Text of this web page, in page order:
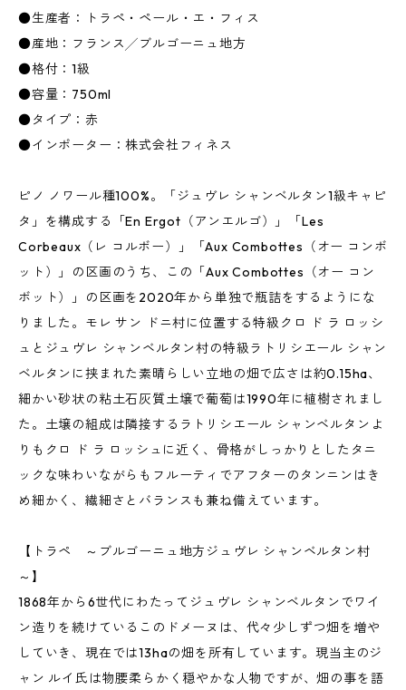
●生産者：トラペ・ペール・エ・フィス
●産地：フランス╱ブルゴーニュ地方
●格付：1級
●容量：750ml
●タイプ：赤
●インポーター：株式会社フィネス
ピノ ノワール種100%。「ジュヴレ シャンベルタン1級キャピ
タ」を構成する「En Ergot（アンエルゴ）」「Les
Corbeaux（レ コルボー）」「Aux Combottes（オー コンボ
ット）」の区画のうち、この「Aux Combottes（オー コン
ボット）」の区画を2020年から単独で瓶詰をするようにな
りました。モレ サン ドニ村に位置する特級クロ ド ラ ロッシ
ュとジュヴレ シャンベルタン村の特級ラトリシエール シャン
ベルタンに挟まれた素晴らしい立地の畑で広さは約0.15ha、
細かい砂状の粘土石灰質土壌で葡萄は1990年に植樹されまし
た。土壌の組成は隣接するラトリシエール シャンベルタンよ
りもクロ ド ラ ロッシュに近く、骨格がしっかりとしたタニ
ックな味わいながらもフルーティでアフターのタンニンはき
め細かく、繊細さとバランスも兼ね備えています。
【トラペ ～ブルゴーニュ地方ジュヴレ シャンベルタン村
～】
1868年から6世代にわたってジュヴレ シャンベルタンでワイ
ン造りを続けているこのドメーヌは、代々少しずつ畑を増や
していき、現在では13haの畑を所有しています。現当主のジ
ャン ルイ氏は物腰柔らかく穏やかな人物ですが、畑の事を語